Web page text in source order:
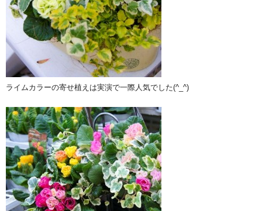
ライムカラーの寄せ植えは実演で一際人気でした(^_^)